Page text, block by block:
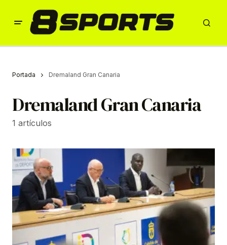
Portada Dremaland Gran Canaria
Dremaland Gran Canaria
1 artículos